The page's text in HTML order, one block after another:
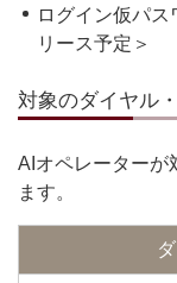
ログイン仮パ
リース予定＞
対象のダイヤル
AIオペレーターが
ます。